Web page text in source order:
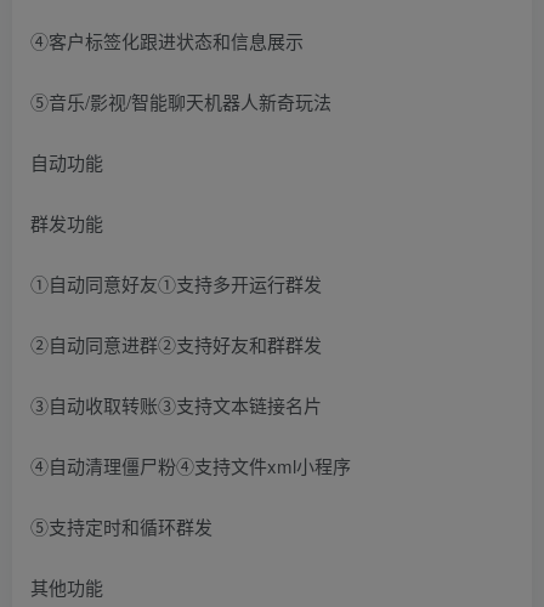
④客户标签化跟进状态和信息展示
⑤音乐/影视/智能聊天机器人新奇玩法
自动功能
群发功能
①自动同意好友①支持多开运行群发
②自动同意进群②支持好友和群群发
③自动收取转账③支持文本链接名片
④自动清理僵尸粉④支持文件xml小程序
⑤支持定时和循环群发
其他功能